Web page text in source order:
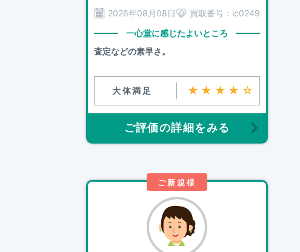
2026年08月08日
買取番号： ic0249
一心堂に感じたよいところ
査定などの素早さ。
大体満足 ★★★★☆
ご評価の詳細をみる
ご新規様